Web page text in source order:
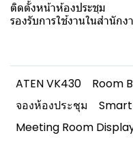
ติดตั้งหน้าห้องประชุม
รองรับการใช้งานในสำนัก
ATEN VK430
Room
จองห้องประชุม
Meeting Room